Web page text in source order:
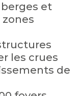
et
zones
les crues
de